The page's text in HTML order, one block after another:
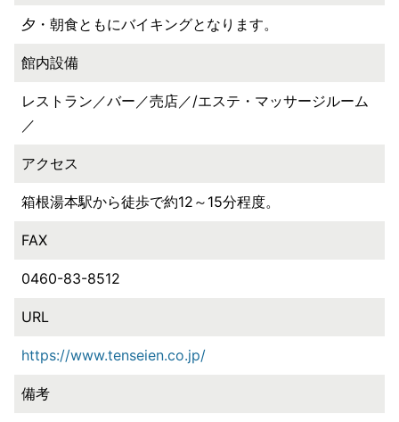
夕・朝食ともにバイキングとなります。
館内設備
レストラン／バー／売店／/エステ・マッサージルーム
／
アクセス
箱根湯本駅から徒歩で約12～15分程度。
FAX
0460-83-8512
URL
https://www.tenseien.co.jp/
備考